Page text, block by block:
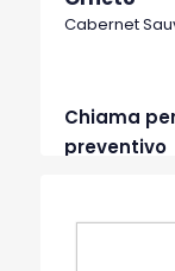
Cabernet
Chiama
preventivo